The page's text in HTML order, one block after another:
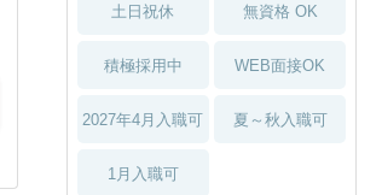
土日祝休 無資格 OK
積極採用中 WEB面接OK
2027年4月入職可 夏～秋入職可
1月入職可